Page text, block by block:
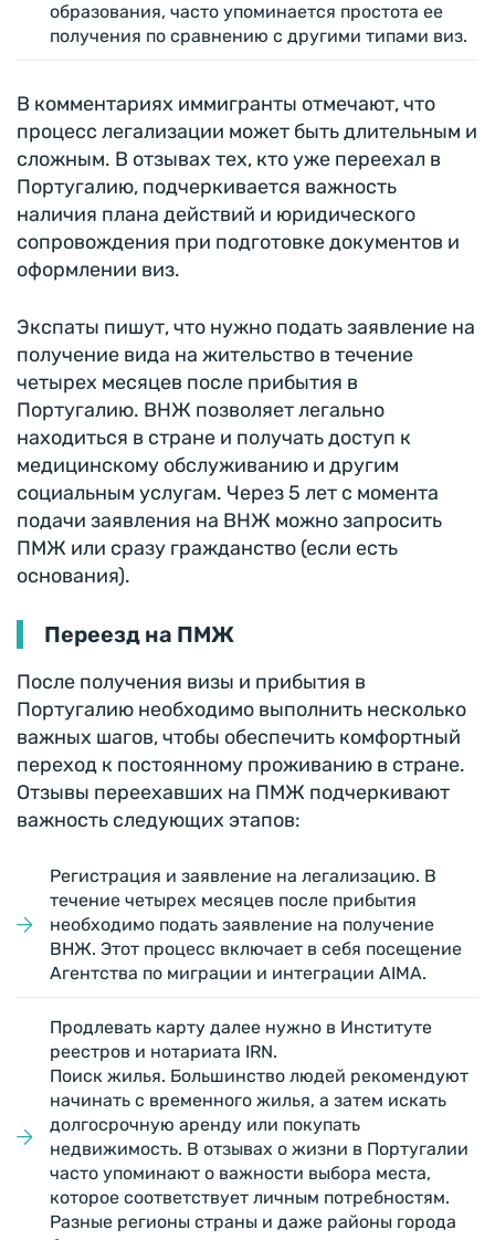
образования, часто упоминается простота ее
получения по сравнению с другими типами виз.
В комментариях иммигранты отмечают, что
процесс легализации может быть длительным и
сложным. В отзывах тех, кто уже переехал в
Португалию, подчеркивается важность
наличия плана действий и юридического
сопровождения при подготовке документов и
оформлении виз.
Экспаты пишут, что нужно подать заявление на
получение вида на жительство в течение
четырех месяцев после прибытия в
Португалию. ВНЖ позволяет легально
находиться в стране и получать доступ к
медицинскому обслуживанию и другим
социальным услугам. Через 5 лет с момента
подачи заявления на ВНЖ можно запросить
ПМЖ или сразу гражданство (если есть
основания).
Переезд на ПМЖ
После получения визы и прибытия в
Португалию необходимо выполнить несколько
важных шагов, чтобы обеспечить комфортный
переход к постоянному проживанию в стране.
Отзывы переехавших на ПМЖ подчеркивают
важность следующих этапов:
Регистрация и заявление на легализацию. В
течение четырех месяцев после прибытия
необходимо подать заявление на получение
ВНЖ. Этот процесс включает в себя посещение
Агентства по миграции и интеграции AIMA.
Продлевать карту далее нужно в Институте
реестров и нотариата IRN.
Поиск жилья. Большинство людей рекомендуют
начинать с временного жилья, а затем искать
долгосрочную аренду или покупать
недвижимость. В отзывах о жизни в Португалии
часто упоминают о важности выбора места,
которое соответствует личным потребностям.
Разные регионы страны и даже районы города